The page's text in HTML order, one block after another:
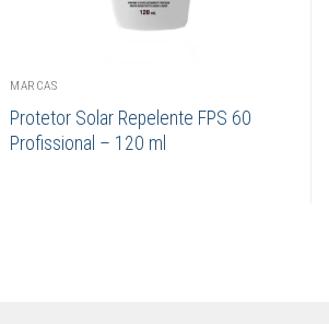
MARCAS
Protetor Solar Repelente FPS 60
Profissional – 120 ml